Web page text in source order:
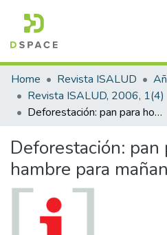
Communities & Collections
All of DSpace
Statistics
Home Revista ISALUD
Revista ISALUD, 2006, 1(4)
Deforestación: pan para hoy, hambre para mañana
Deforestación: pan
hambre para